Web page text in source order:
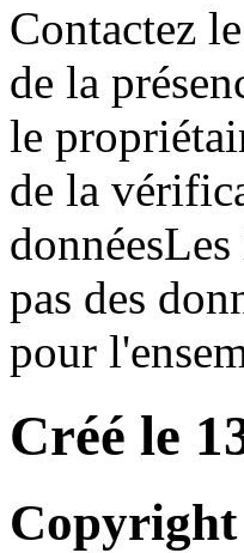
Contactez
de la
le
de la
pas des
pour
Créé le
Copyright